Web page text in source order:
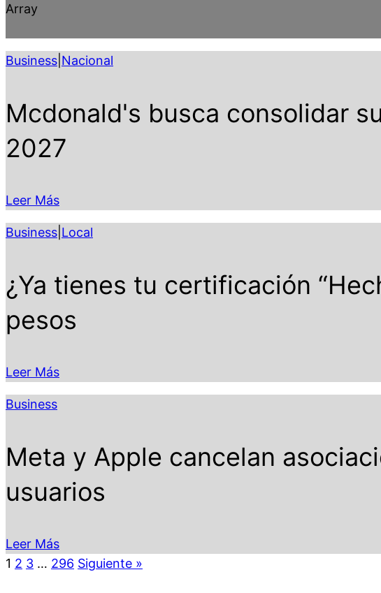
Array
Business Nacional
Mcdonald's busca consolidar
2027
Leer Más
Business Local
¿Ya tienes tu certificación
pesos
Leer Más
Business
Meta y Apple cancelan
usuarios
Leer Más
1 2 3 … 296 Siguiente »